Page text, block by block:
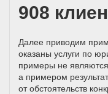
908
Далее приводим
оказаны услуги по
примеры не являются
а примером
от обстоятельств